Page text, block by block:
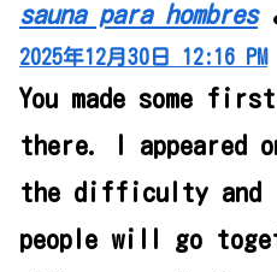
sauna para hombres
2025年12月30日 12:16 PM
You made some
there. I appeared
the difficulty and
people will go